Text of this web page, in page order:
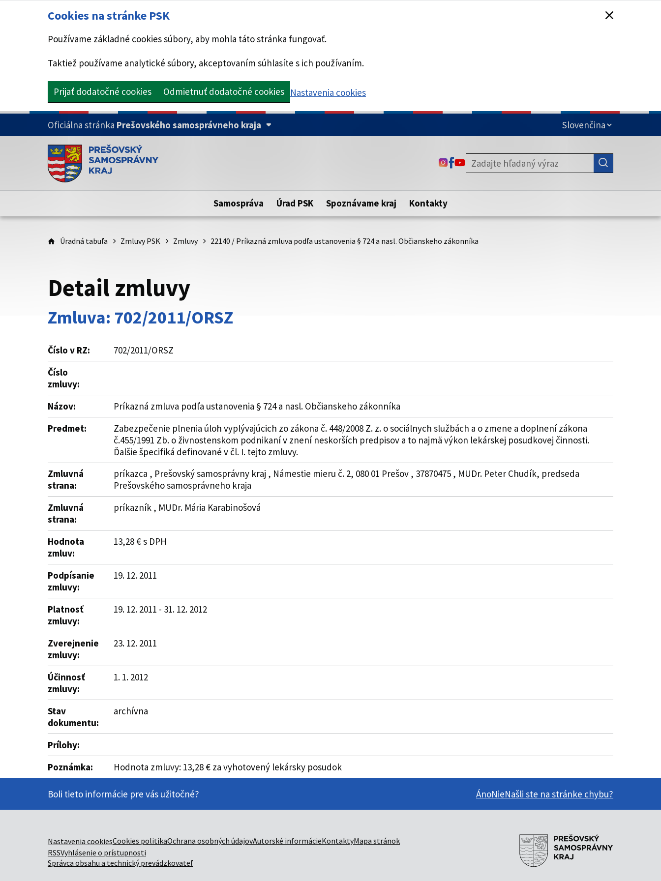
Cookies na stránke PSK
Používame základné cookies súbory, aby mohla táto stránka fungovať.
Taktiež používame analytické súbory, akceptovaním súhlasíte s ich používaním.
Prijať dodatočné cookies Odmietnuť dodatočné cookies Nastavenia cookies
PRESKOČIŤ NA HLAVNÝ OBSAH
Oficiálna stránka Prešovského samosprávneho kraja
Doména psk.sk je oficiálna
Toto je oficiálna webová stránka Prešovského samosprávneho kraja.
Táto stránka je zabezpečená
zabezpečenú webovú stránku. Zabezpečená stránka vždy začína
https:// pred názvom domény webového sídla.
ODKAZ SA OTVORÍ NA NOVEJ KARTE
ODKAZ SA OTVORÍ NA NOVEJ KARTE
ODKAZ SA OTVORÍ NA NOVEJ KARTE
Samospráva Úrad PSK Spoznávame kraj Kontakty
Úradná tabuľa Zmluvy PSK Zmluvy 22140 / Príkazná zmluva podľa ustanovenia § 724 a nasl. Občianskeho zákonníka
Detail zmluvy
Zmluva: 702/2011/ORSZ
Číslo v RZ:
702/2011/ORSZ
Číslo
zmluvy:
Názov:
Príkazná zmluva podľa ustanovenia § 724 a nasl. Občianskeho zákonníka
Predmet:
Zabezpečenie plnenia úloh vyplývajúcich zo zákona č. 448/2008 Z. z. o sociálnych službách a o zmene a doplnení zákona
č.455/1991 Zb. o živnostenskom podnikaní v znení neskorších predpisov a to najmä výkon lekárskej posudkovej činnosti.
Ďalšie špecifiká definované v čl. I. tejto zmluvy.
Zmluvná
strana:
príkazca , Prešovský samosprávny kraj , Námestie mieru č. 2, 080 01 Prešov , 37870475 , MUDr. Peter Chudík, predseda
Prešovského samosprávneho kraja
Zmluvná
strana:
príkazník , MUDr. Mária Karabinošová
Hodnota
zmluv:
13,28 € s DPH
Podpísanie
zmluvy:
19. 12. 2011
Platnosť
zmluvy:
19. 12. 2011 - 31. 12. 2012
Zverejnenie
zmluvy:
23. 12. 2011
Účinnosť
zmluvy:
1. 1. 2012
Stav
dokumentu:
archívna
Prílohy:
Poznámka:
Hodnota zmluvy: 13,28 € za vyhotovený lekársky posudok
Boli tieto informácie pre vás užitočné? ÁnoNieNašli ste na stránke chybu?
Nastavenia cookiesCookies politikaOchrana osobných údajovAutorské informácieKontaktyMapa stránok
RSSVyhlásenie o prístupnosti
Správca obsahu a technický prevádzkovateľ